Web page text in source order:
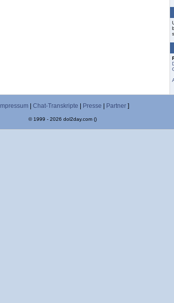
Impressum Chat-Transkripte Presse Partner ]
© 1999 - 2026 dol2day.com ()